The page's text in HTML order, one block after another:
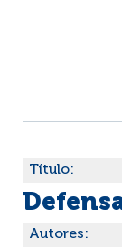
Título:
Autores: